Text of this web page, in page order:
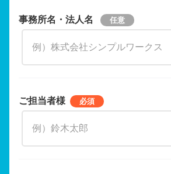
事務所名・法人名
ご担当者様